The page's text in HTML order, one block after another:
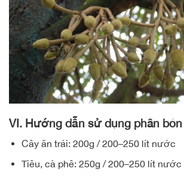
VI. Hướng dẫn sử dụng phân
Cây ăn trái: 200g / 200–250 lít nước
Tiêu, cà phê: 250g / 200–250 lít nước